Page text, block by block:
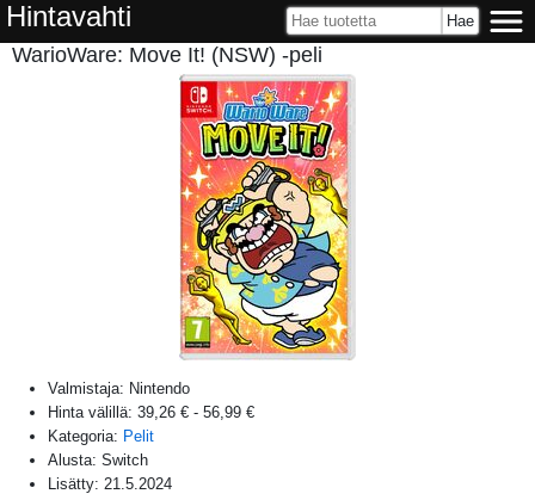
Hintavahti
WarioWare: Move It! (NSW) -peli
Valmistaja: Nintendo
Hinta välillä: 39,26 € - 56,99 €
Kategoria: Pelit
Alusta: Switch
Lisätty: 21.5.2024